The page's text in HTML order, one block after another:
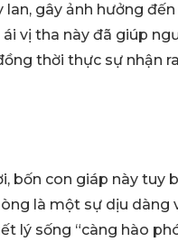
gây ảnh hưởng
vị tha này đã giúp
thời thực sự nhận
bốn con giáp này tuy
là một sự dịu dàng
lý sống “càng hào